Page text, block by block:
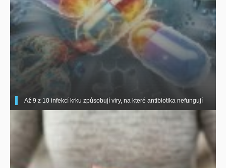
Až 9 z 10 infekcí krku způsobují viry, na které antibiotika nefungují